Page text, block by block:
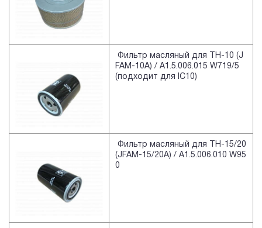
Фильтр масляный для TH-10 (J
FAM-10A) / A1.5.006.015 W719/5
(подходит для IC10)
Фильтр масляный для TH-15/20
(JFAM-15/20A) / A1.5.006.010 W95
0